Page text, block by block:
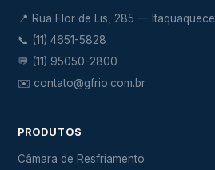
📍 Rua Flor de Lis, 285 —
📞 (11) 4651-5828
💬 (11) 95050-2800
✉️ contato@gfrio.com.br
PRODUTOS
Câmara de Resfriamento